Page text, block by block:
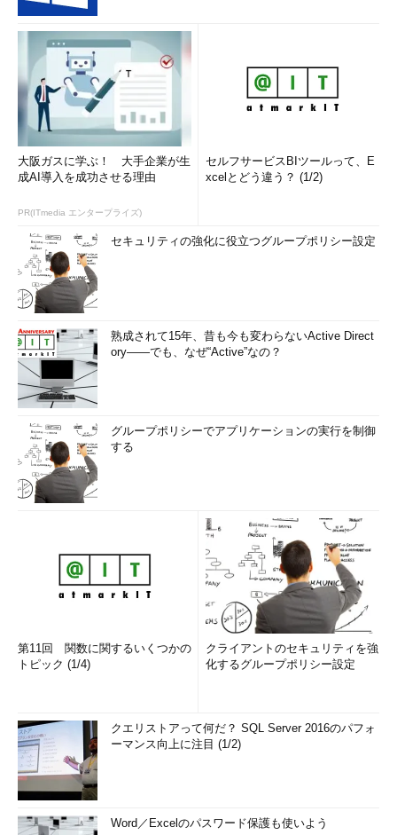
大阪ガスに学ぶ！ 大手企業が生
成AI導入を成功させる理由
PR(ITmedia エンタープライズ)
セルフサービスBIツールって、E
xcelとどう違う？ (1/2)
セキュリティの強化に役立つグループポリシー設定
熟成されて15年、昔も今も変わらないActive Direct
ory――でも、なぜ“Active”なの？
グループポリシーでアプリケーションの実行を制御
する
第11回 関数に関するいくつかの
トピック (1/4)
クライアントのセキュリティを強
化するグループポリシー設定
クエリストアって何だ？ SQL Server 2016のパフォ
ーマンス向上に注目 (1/2)
Word／Excelのパスワード保護も使いよう